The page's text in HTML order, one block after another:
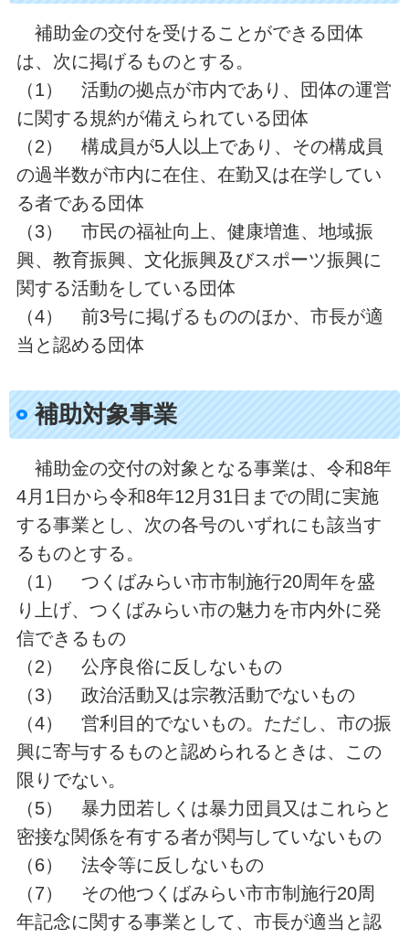
補助金の交付を受けることができる団体
は、次に掲げるものとする。
（1） 活動の拠点が市内であり、団体の運営
に関する規約が備えられている団体
（2） 構成員が5人以上であり、その構成員
の過半数が市内に在住、在勤又は在学してい
る者である団体
（3） 市民の福祉向上、健康増進、地域振
興、教育振興、文化振興及びスポーツ振興に
関する活動をしている団体
（4） 前3号に掲げるもののほか、市長が適
当と認める団体
補助対象事業
補助金の交付の対象となる事業は、令和8年
4月1日から令和8年12月31日までの間に実施
する事業とし、次の各号のいずれにも該当す
るものとする。
（1） つくばみらい市市制施行20周年を盛
り上げ、つくばみらい市の魅力を市内外に発
信できるもの
（2） 公序良俗に反しないもの
（3） 政治活動又は宗教活動でないもの
（4） 営利目的でないもの。ただし、市の振
興に寄与するものと認められるときは、この
限りでない。
（5） 暴力団若しくは暴力団員又はこれらと
密接な関係を有する者が関与していないもの
（6） 法令等に反しないもの
（7） その他つくばみらい市市制施行20周
年記念に関する事業として、市長が適当と認